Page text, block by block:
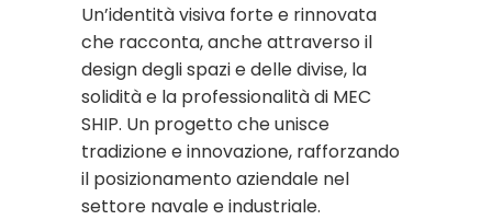
Un’identità visiva forte e rinnovata
che racconta, anche attraverso il
design degli spazi e delle divise, la
solidità e la professionalità di MEC
SHIP. Un progetto che unisce
tradizione e innovazione, rafforzando
il posizionamento aziendale nel
settore navale e industriale.